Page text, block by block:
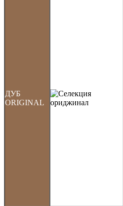
ДУБ
ORIGINAL